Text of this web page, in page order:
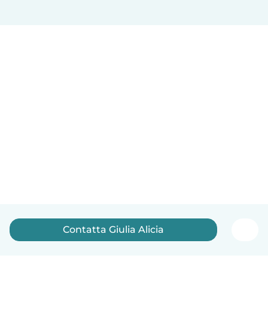
Contatta Giulia Alicia